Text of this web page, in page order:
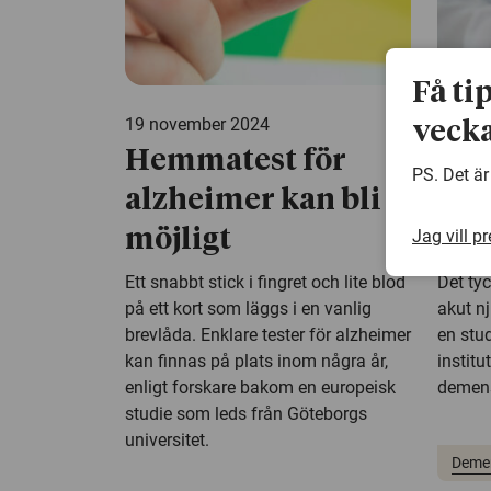
19 november 2024
Hemmatest för
alzheimer kan bli
möjligt
Ett snabbt stick i fingret och lite blod
på ett kort som läggs i en vanlig
brevlåda. Enklare tester för alzheimer
kan finnas på plats inom några år,
enligt forskare bakom en europeisk
studie som leds från Göteborgs
universitet.
20
Det
akut
en
Få
PS. Det
Jag vill